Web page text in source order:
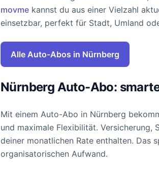
movme kannst du aus einer Vielzahl
einsetzbar, perfekt für Stadt, Umland
Alle Auto-Abos in Nürnberg
Nürnberg Auto-Abo:
Mit einem Auto-Abo in Nürnberg
und maximale Flexibilität. Versicherung,
deiner monatlichen Rate enthalten. Das
organisatorischen Aufwand.